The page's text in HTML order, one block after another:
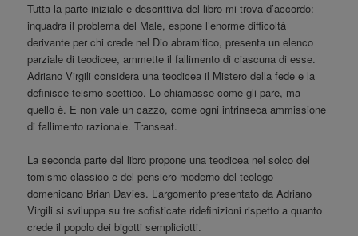
Tutta la parte iniziale e descrittiva del libro mi trova d’accordo:
inquadra il problema del Male, espone l’enorme difficoltà
derivante per chi crede nel Dio abramitico, presenta un elenco
parziale di teodicee, ammette il fallimento di ciascuna di esse.
Adriano Virgili considera una teodicea il Mistero della fede e la
definisce teismo scettico. Lo chiamasse come gli pare, ma
quello è. E non vale un cazzo, come ogni intrinseca ammissione
di fallimento razionale. Transeat.
La seconda parte del libro propone una teodicea nel solco del
tomismo classico e del pensiero moderno del teologo
domenicano Brian Davies. L’argomento presentato da Adriano
Virgili si sviluppa su tre sofisticate ridefinizioni rispetto a quanto
crede il popolo dei bigotti sempliciotti.